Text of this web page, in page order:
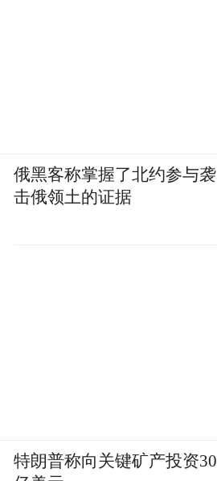
俄黑客称掌握了北约参与袭
击俄领土的证据
特朗普称向关键矿产投资30